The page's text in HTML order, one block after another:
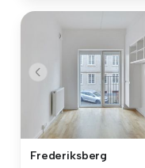
Frederiksberg